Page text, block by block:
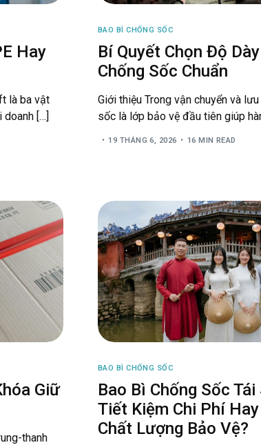
Hay
là ba vật
[…]
BAO BÌ CHỐNG SỐC
Bí Quyết Chọn Độ
Chống Sốc Chuẩn
Giới thiệu Trong vận chuyển và
sốc là lớp bảo vệ đầu tiên giúp
19 THÁNG 6, 2026 16 MIN READ
Giữ
thanh
BAO BÌ CHỐNG SỐC
Bao Bì Chống Sốc Tái
Tiết Kiệm Chi Phí
Chất Lượng Bảo Vệ?